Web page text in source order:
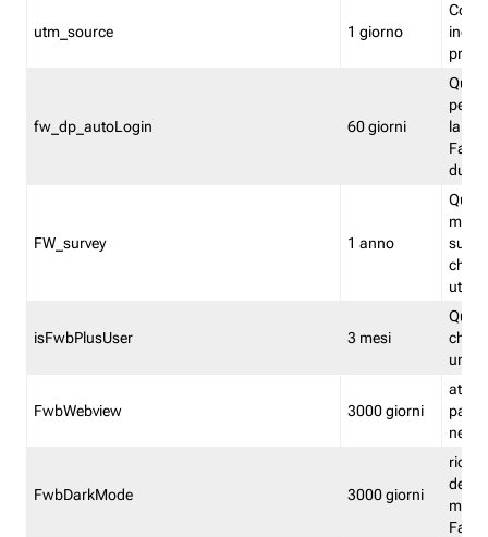
utm_source 1 giorno
fw_dp_autoLogin 60 giorni
la
FW_survey 1 anno
utenti
isFwbPlusUser 3 mesi
che
una
FwbWebview 3000 giorni
attiva
FwbDarkMode 3000 giorni